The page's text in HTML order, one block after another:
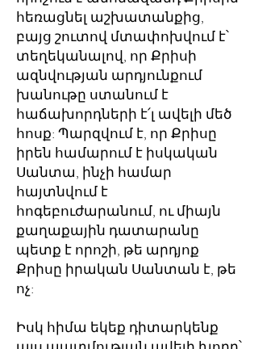
հեռացնել աշխատանքից,
բայց շուտով մտափոխվում է՝
տեղեկանալով, որ Քրիսի
ազնվության արդյունքում
խանութը ստանում է
հաճախորդների է՛լ ավելի մեծ
հոսք: Պարզվում է, որ Քրիսը
իրեն համարում է իսկական
Սանտա, ինչի համար
հայտնվում է
հոգեբուժարանում, ու միայն
քաղաքային դատարանը
պետք է որոշի, թե արդյոք
Քրիսը իրական Սանտան է, թե
ոչ:
Իսկ հիմա եկեք դիտարկենք